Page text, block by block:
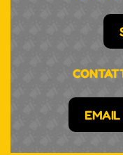
EMAIL